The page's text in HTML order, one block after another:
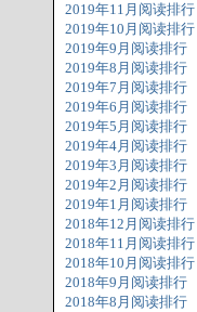
2019年11月阅读排行
2019年10月阅读排行
2019年9月阅读排行
2019年8月阅读排行
2019年7月阅读排行
2019年6月阅读排行
2019年5月阅读排行
2019年4月阅读排行
2019年3月阅读排行
2019年2月阅读排行
2019年1月阅读排行
2018年12月阅读排行
2018年11月阅读排行
2018年10月阅读排行
2018年9月阅读排行
2018年8月阅读排行